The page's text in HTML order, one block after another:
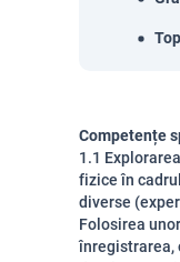
Competențe
1.1
fizice în
diverse
Folosirea
înregistrarea,